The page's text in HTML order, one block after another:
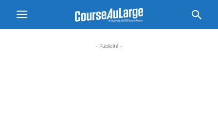
- Publicité -